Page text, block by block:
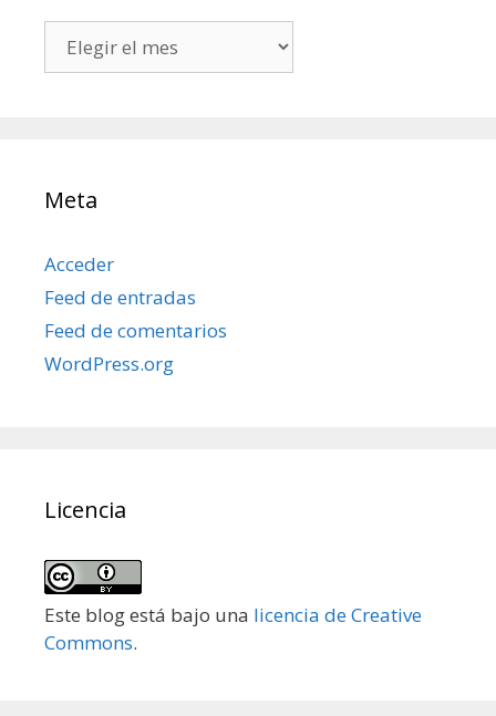
mis
Meta
Acceder
Feed de entradas
Feed de comentarios
WordPress.org
Licencia
Este blog está bajo una licencia de Creative
Commons.